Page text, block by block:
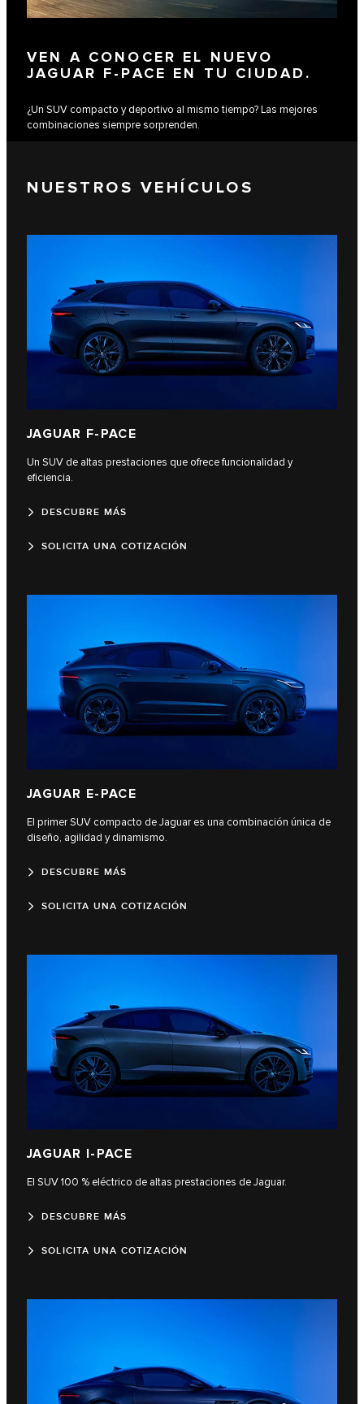
VEN A CONOCER EL NUEVO
JAGUAR F-PACE EN TU CIUDAD.
¿Un SUV compacto y deportivo al mismo tiempo? Las mejores
combinaciones siempre sorprenden.
NUESTROS VEHÍCULOS
JAGUAR F‑PACE
Un SUV de altas prestaciones que ofrece funcionalidad y
eficiencia.
DESCUBRE MÁS
SOLICITA UNA COTIZACIÓN
JAGUAR E‑PACE
El primer SUV compacto de Jaguar es una combinación única de
diseño, agilidad y dinamismo.
DESCUBRE MÁS
SOLICITA UNA COTIZACIÓN
JAGUAR I‑PACE
El SUV 100 % eléctrico de altas prestaciones de Jaguar.
DESCUBRE MÁS
SOLICITA UNA COTIZACIÓN